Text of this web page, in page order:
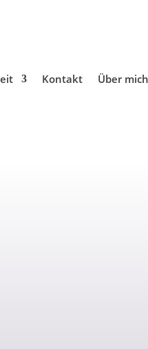
Kontakt Über mich